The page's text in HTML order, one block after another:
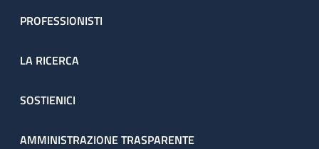
PROFESSIONISTI
LA RICERCA
SOSTIENICI
AMMINISTRAZIONE TRASPARENTE